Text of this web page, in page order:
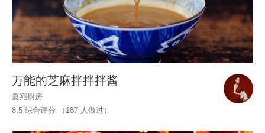
万能的芝麻拌拌拌酱
夏宛厨房
8.5 综合评分 （ 187 人做过）